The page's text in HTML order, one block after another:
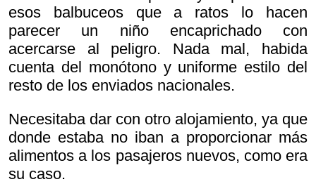
esos balbuceos que a ratos lo hacen
parecer un niño encaprichado con
acercarse al peligro. Nada mal, habida
cuenta del monótono y uniforme estilo del
resto de los enviados nacionales.
Necesitaba dar con otro alojamiento, ya que
donde estaba no iban a proporcionar más
alimentos a los pasajeros nuevos, como era
su caso.